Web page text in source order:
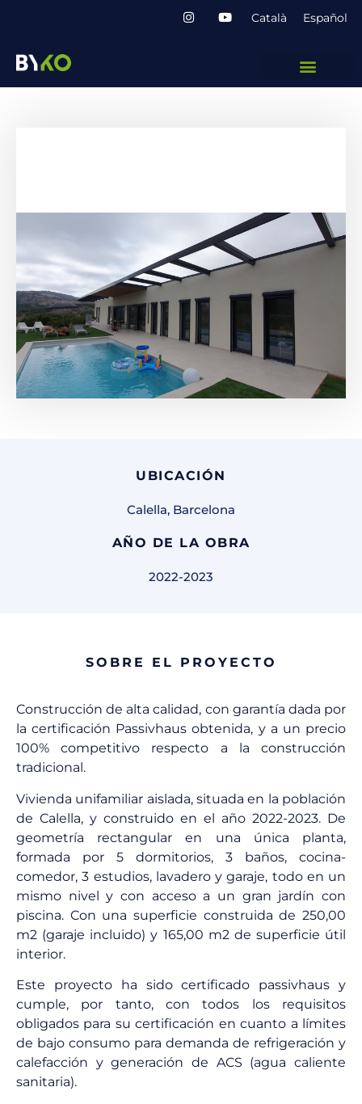
Català Español
UBICACIÓN
Calella, Barcelona
AÑO DE LA OBRA
2022-2023
SOBRE EL PROYECTO
Construcción de alta calidad, con garantía dada por
la certificación Passivhaus obtenida, y a un precio
100% competitivo respecto a la construcción
tradicional.
Vivienda unifamiliar aislada, situada en la población
de Calella, y construido en el año 2022-2023. De
geometría rectangular en una única planta,
formada por 5 dormitorios, 3 baños, cocina-
comedor, 3 estudios, lavadero y garaje, todo en un
mismo nivel y con acceso a un gran jardín con
piscina. Con una superficie construida de 250,00
m2 (garaje incluido) y 165,00 m2 de superficie útil
interior.
Este proyecto ha sido certificado passivhaus y
cumple, por tanto, con todos los requisitos
obligados para su certificación en cuanto a límites
de bajo consumo para demanda de refrigeración y
calefacción y generación de ACS (agua caliente
sanitaria).